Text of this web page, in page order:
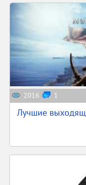
2016 1
Лучшие